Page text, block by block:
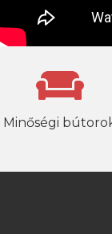
Minőségi